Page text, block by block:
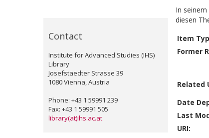
Contact
Institute for Advanced Studies (IHS)
Library
Josefstaedter Strasse 39
1080 Vienna, Austria
Phone: +43 1 59991 239
Fax: +43 1 59991 505
library(at)ihs.ac.at
In
diesen
Item
Former
Related
Date
Last
URI: